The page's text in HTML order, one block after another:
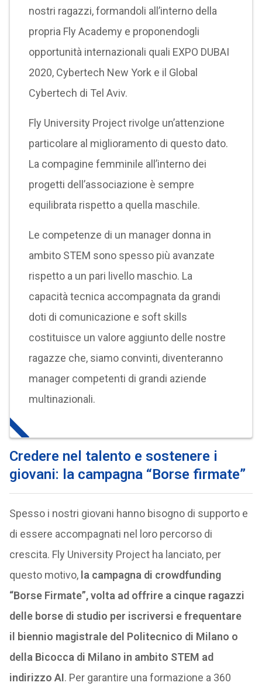
nostri ragazzi, formandoli all’interno della
propria Fly Academy e proponendogli
opportunità internazionali quali EXPO DUBAI
2020, Cybertech New York e il Global
Cybertech di Tel Aviv.
Fly University Project rivolge un’attenzione
particolare al miglioramento di questo dato.
La compagine femminile all’interno dei
progetti dell’associazione è sempre
equilibrata rispetto a quella maschile.
Le competenze di un manager donna in
ambito STEM sono spesso più avanzate
rispetto a un pari livello maschio. La
capacità tecnica accompagnata da grandi
doti di comunicazione e soft skills
costituisce un valore aggiunto delle nostre
ragazze che, siamo convinti, diventeranno
manager competenti di grandi aziende
multinazionali.
Credere nel talento e sostenere i
giovani: la campagna “Borse firmate”
Spesso i nostri giovani hanno bisogno di supporto e
di essere accompagnati nel loro percorso di
crescita. Fly University Project ha lanciato, per
questo motivo,la campagna di crowdfunding
“Borse Firmate”, volta ad offrire a cinque ragazzi
delle borse di studio per iscriversi e frequentare
il biennio magistrale del Politecnico di Milano o
della Bicocca di Milano in ambito STEM ad
indirizzo AI. Per garantire una formazione a 360